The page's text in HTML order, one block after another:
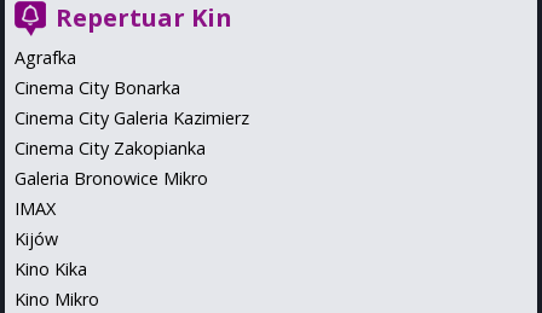
Repertuar Kin
Agrafka
Cinema City Bonarka
Cinema City Galeria Kazimierz
Cinema City Zakopianka
Galeria Bronowice Mikro
IMAX
Kijów
Kino Kika
Kino Mikro